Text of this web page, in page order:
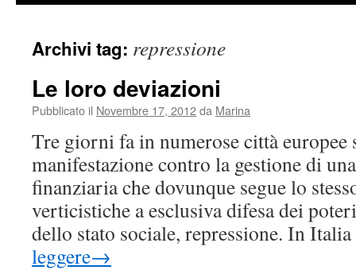
Archivi tag: repressione
Le loro deviazioni
Pubblicato il Novembre 17, 2012da Marina
Tre giorni fa in numerose città europee
manifestazione contro la gestione di
finanziaria che dovunque segue lo
verticistiche a esclusiva difesa dei
dello stato sociale, repressione. In
leggere→